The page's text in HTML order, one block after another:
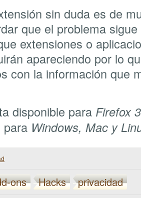
sin duda es de
que el problema
extensiones o
apareciendo por lo
con la información que
disponible para Firefox
para Windows, Mac y
ons Hacks privacidad